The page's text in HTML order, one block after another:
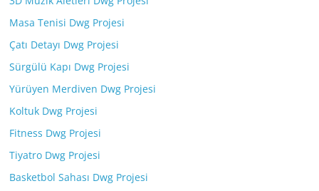
Masa Tenisi Dwg Projesi
Çatı Detayı Dwg Projesi
Sürgülü Kapı Dwg Projesi
Yürüyen Merdiven Dwg Projesi
Koltuk Dwg Projesi
Fitness Dwg Projesi
Tiyatro Dwg Projesi
Basketbol Sahası Dwg Projesi